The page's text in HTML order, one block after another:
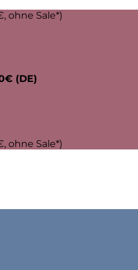
ohne Sale*)
(DE)
ohne Sale*)